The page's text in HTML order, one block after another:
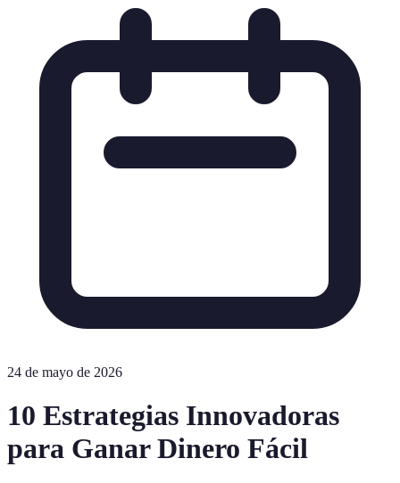
24 de mayo de 2026
10 Estrategias Innovadoras
para Ganar Dinero Fácil